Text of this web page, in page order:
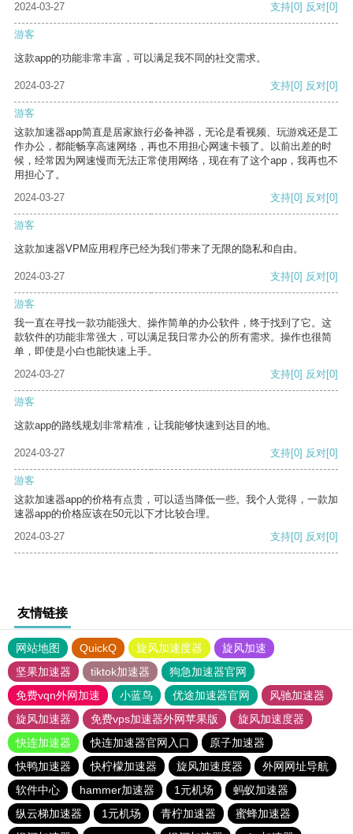
2024-03-27 支持[0] 反对[0]
游客
这款app的功能非常丰富，可以满足我不同的社交需求。
2024-03-27 支持[0] 反对[0]
游客
这款加速器app简直是居家旅行必备神器，无论是看视频、玩游戏还是工
作办公，都能畅享高速网络，再也不用担心网速卡顿了。以前出差的时
候，经常因为网速慢而无法正常使用网络，现在有了这个app，我再也不
用担心了。
2024-03-27
支持[0] 反对[0]
游客
这款加速器VPM应用程序已经为我们带来了无限的隐私和自由。
2024-03-27 支持[0] 反对[0]
游客
我一直在寻找一款功能强大、操作简单的办公软件，终于找到了它。这
款软件的功能非常强大，可以满足我日常办公的所有需求。操作也很简
单，即使是小白也能快速上手。
2024-03-27
支持[0] 反对[0]
游客
这款app的路线规划非常精准，让我能够快速到达目的地。
2024-03-27 支持[0] 反对[0]
游客
这款加速器app的价格有点贵，可以适当降低一些。我个人觉得，一款加
速器app的价格应该在50元以下才比较合理。
2024-03-27
支持[0] 反对[0]
友情链接
网站地图 QuickQ 旋风加速度器
旋风加速
坚果加速器
tiktok加速器
狗急加速器官网
免费vqn外网加速
小蓝鸟 优途加速器官网
风驰加速器
旋风加速器
免费vps加速器外网苹果版
旋风加速度器
快连加速器
快连加速器官网入口
原子加速器
快鸭加速器
快柠檬加速器 旋风加速度器
外网网址导航
软件中心
hammer加速器 1元机场
蚂蚁加速器
纵云梯加速器
1元机场 青柠加速器
蜜蜂加速器